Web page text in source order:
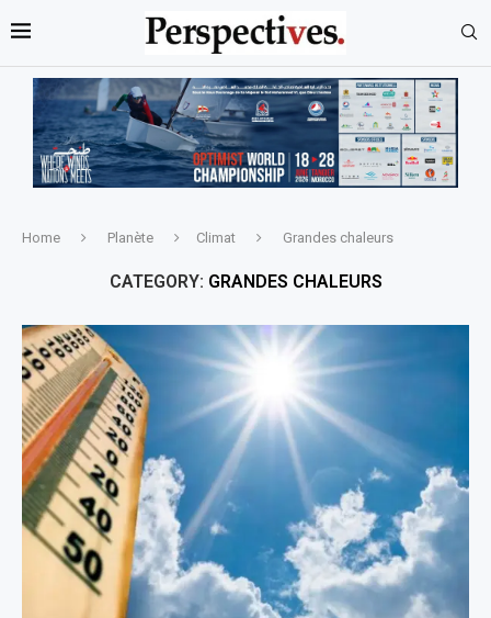
Home Planète Climat Grandes chaleurs
CATEGORY: GRANDES CHALEURS